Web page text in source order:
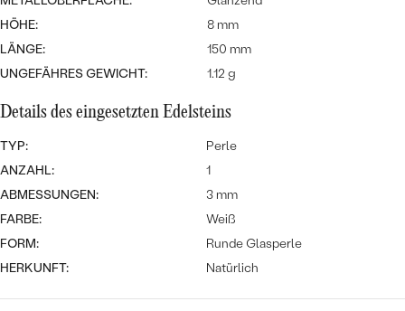
Meistverkaufte
Eheringe
ANSCHAUEN
MIT EDELSTEIN
NACH MATERIAL
PLATIN
SILBER
EDELSTEINSCHMUCK
SCHMUCK MIT LAB GROWN
DIAMANTEN
PERSONALISIERT
PREISWERTE
LUXURIÖSE
LUXURIÖSE
HÖHE:
8 mm
LÄNGE:
150 mm
UNGEFÄHRES GEWICHT:
1.12 g
Details des eingesetzten Edelsteins
TYP:
Perle
ANZAHL:
1
ABMESSUNGEN:
3 mm
FARBE:
Weiß
FORM:
Runde Glasperle
HERKUNFT:
Natürlich